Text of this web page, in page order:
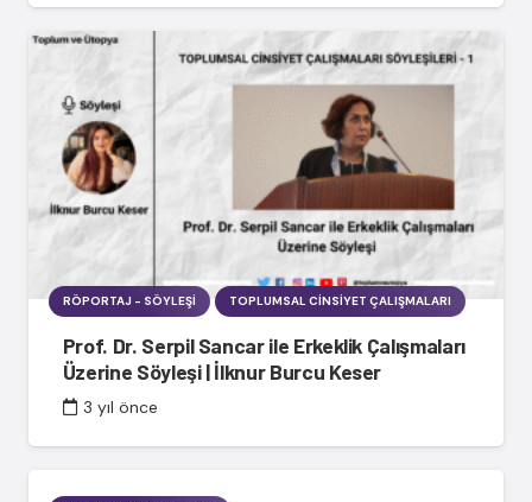
RÖPORTAJ - SÖYLEŞI TOPLUMSAL CINSIYET ÇALIŞMALARI
Prof. Dr. Serpil Sancar ile Erkeklik Çalışmaları
Üzerine Söyleşi | İlknur Burcu Keser
3 yıl önce